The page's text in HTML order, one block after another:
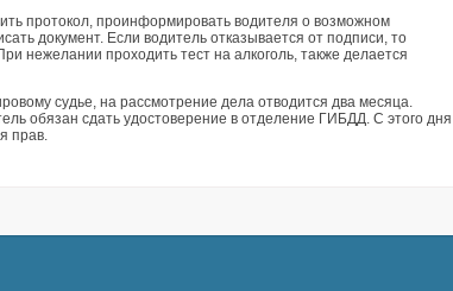
протокол, проинформировать водителя о возможном
документ. Если водитель отказывается от подписи, то
нежелании проходить тест на алкоголь, также делается
судье, на рассмотрение дела отводится два месяца.
обязан сдать удостоверение в отделение ГИБДД. С этого дня
прав.